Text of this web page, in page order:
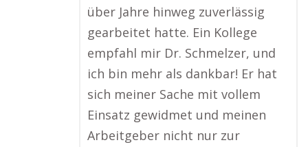
über Jahre hinweg zuverlässig
gearbeitet hatte. Ein Kollege
empfahl mir Dr. Schmelzer, und
ich bin mehr als dankbar! Er hat
sich meiner Sache mit vollem
Einsatz gewidmet und meinen
Arbeitgeber nicht nur zur